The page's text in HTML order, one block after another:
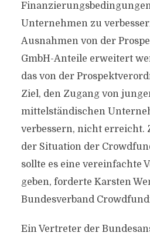
Unternehmen zu
Ausnahmen von der
GmbH-Anteile erweitert
das von der
Ziel, den Zugang von
mittelständischen
verbessern, nicht erreicht.
der Situation der
sollte es eine vereinfachte
geben, forderte Karsten
Bundesverband
Ein Vertreter der